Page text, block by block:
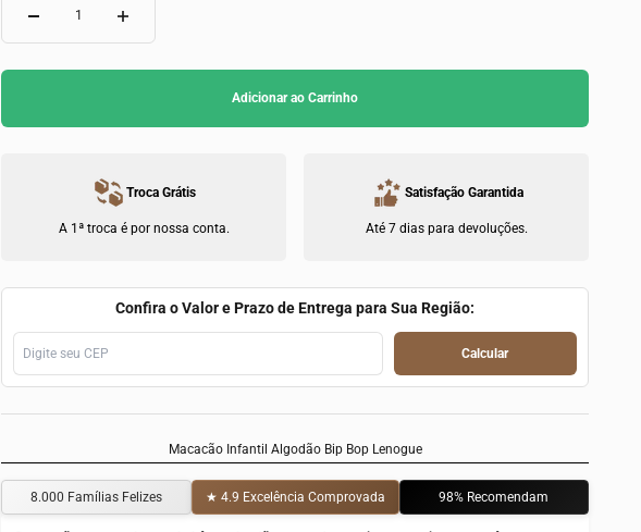
Adicionar ao Carrinho
Troca Grátis
A 1ª troca é por nossa conta.
Satisfação Garantida
Até 7 dias para devoluções.
Confira o Valor e Prazo de Entrega para Sua Região:
Calcular
Macacão Infantil Algodão Bip Bop Lenogue
8.000 Famílias Felizes ★ 4.9 Excelência Comprovada 98% Recomendam